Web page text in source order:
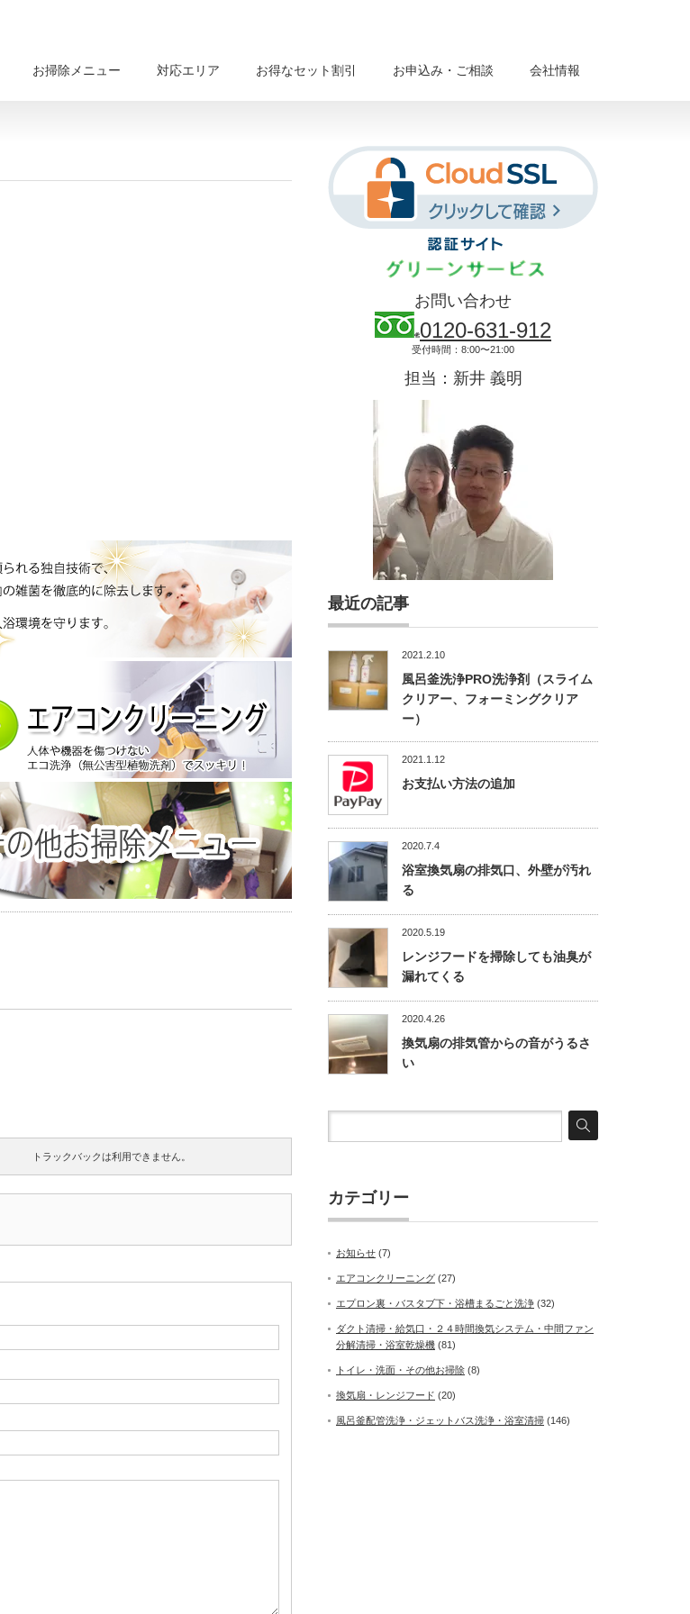
お掃除メニュー 対応エリア お得なセット割引 お申込み・ご相談 会社情報
トラックバックは利用できません。
お問い合わせ
0120-631-912
受付時間：8:00〜21:00
担当：新井 義明
最近の記事
2021.2.10
風呂釜洗浄PRO洗浄剤（スライム
クリアー、フォーミングクリア
ー）
2021.1.12
お支払い方法の追加
2020.7.4
浴室換気扇の排気口、外壁が汚れ
る
2020.5.19
レンジフードを掃除しても油臭が
漏れてくる
2020.4.26
換気扇の排気管からの音がうるさ
い
カテゴリー
お知らせ (7)
エアコンクリーニング (27)
エプロン裏・バスタブ下・浴槽まるごと洗浄 (32)
ダクト清掃・給気口・２４時間換気システム・中間ファン
分解清掃・浴室乾燥機 (81)
トイレ・洗面・その他お掃除 (8)
換気扇・レンジフード (20)
風呂釜配管洗浄・ジェットバス洗浄・浴室清掃 (146)